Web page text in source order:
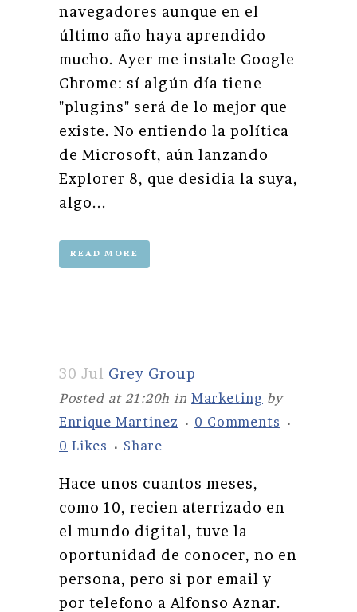
navegadores aunque en el
último año haya aprendido
mucho. Ayer me instale Google
Chrome: sí algún día tiene
"plugins" será de lo mejor que
existe. No entiendo la política
de Microsoft, aún lanzando
Explorer 8, que desidia la suya,
algo...
READ MORE
30 Jul Grey Group
Posted at 21:20h in Marketing by
Enrique Martinez
0 Comments
0 Likes Share
Hace unos cuantos meses,
como 10, recien aterrizado en
el mundo digital, tuve la
oportunidad de conocer, no en
persona, pero si por email y
por telefono a Alfonso Aznar.